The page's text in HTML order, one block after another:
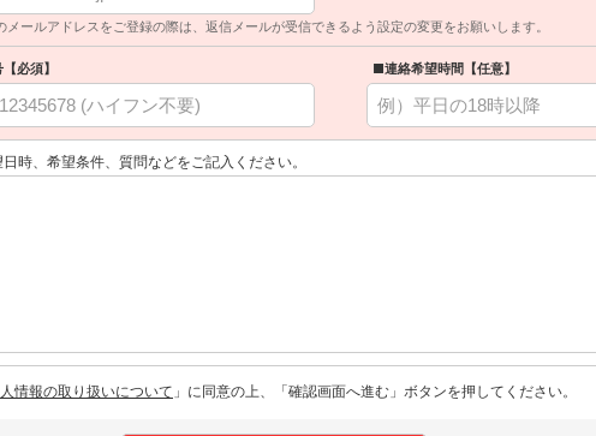
メールアドレスをご登録の際は、返信メールが受信できるよう設定の変更をお願いします。
必須】 ■連絡希望時間【任意】
時、希望条件、質問などをご記入ください。
人情報の取り扱いについて 」に同意の上、「確認画面へ進む」ボタンを押してください。